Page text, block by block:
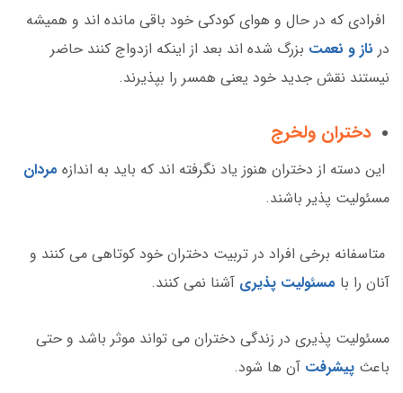
افرادی که در حال و هوای کودکی خود باقی مانده اند و همیشه
در ناز و نعمت بزرگ شده اند بعد از اینکه ازدواج کنند حاضر
نیستند نقش جدید خود یعنی همسر را بپذیرند.
دختران ولخرج
این دسته از دختران هنوز یاد نگرفته اند که باید به اندازه مردان
مسئولیت پذیر باشند.
متاسفانه برخی افراد در تربیت دختران خود کوتاهی می کنند و
آنان را با مسئولیت پذیری آشنا نمی کنند.
مسئولیت پذیری در زندگی دختران می تواند موثر باشد و حتی
باعث پیشرفت آن ها شود.